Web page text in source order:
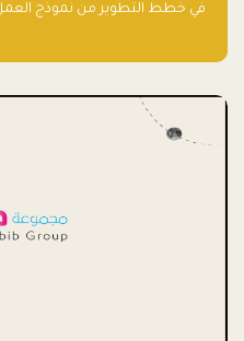
في خطط التطوير من نموذج